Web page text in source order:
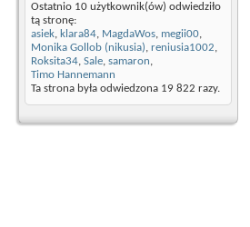
Ostatnio 10 użytkownik(ów) odwiedziło
tą stronę:
asiek, klara84, MagdaWos, megii00,
Monika Gollob (nikusia), reniusia1002,
Roksita34, Sale, samaron,
Timo Hannemann
Ta strona była odwiedzona 19 822 razy.